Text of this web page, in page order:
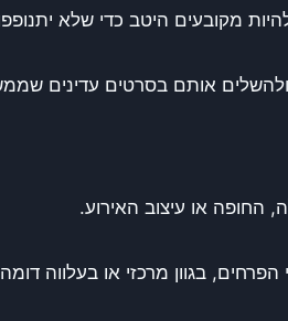
מקובעים היטב כדי שלא
אותם בסרטים עדינים
החופה או עיצוב האירוע.
בגוון מרכזי או בעלווה דומה